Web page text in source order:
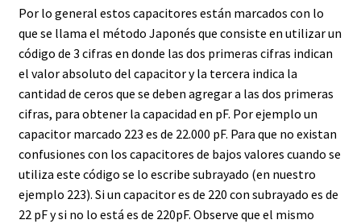
Por lo general estos capacitores están marcados con lo
que se llama el método Japonés que consiste en utilizar un
código de 3 cifras en donde las dos primeras cifras indican
el valor absoluto del capacitor y la tercera indica la
cantidad de ceros que se deben agregar a las dos primeras
cifras, para obtener la capacidad en pF. Por ejemplo un
capacitor marcado 223 es de 22.000 pF. Para que no existan
confusiones con los capacitores de bajos valores cuando se
utiliza este código se lo escribe subrayado (en nuestro
ejemplo 223). Si un capacitor es de 220 con subrayado es de
22 pF y si no lo está es de 220pF. Observe que el mismo